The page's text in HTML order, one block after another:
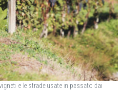
e le strade usate in passato dai